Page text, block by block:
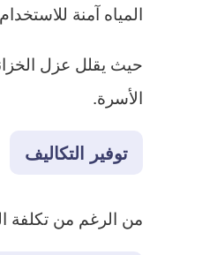
المياه آمنة
حيث يقلل عزل
الأسرة.
توفير التكاليف
من الرغم من تكلفة